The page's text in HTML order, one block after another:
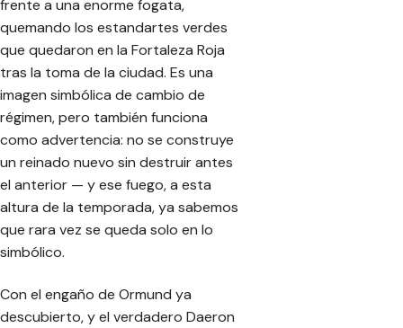
frente a una enorme fogata,
quemando los estandartes verdes
que quedaron en la Fortaleza Roja
tras la toma de la ciudad. Es una
imagen simbólica de cambio de
régimen, pero también funciona
como advertencia: no se construye
un reinado nuevo sin destruir antes
el anterior — y ese fuego, a esta
altura de la temporada, ya sabemos
que rara vez se queda solo en lo
simbólico.
Con el engaño de Ormund ya
descubierto, y el verdadero Daeron